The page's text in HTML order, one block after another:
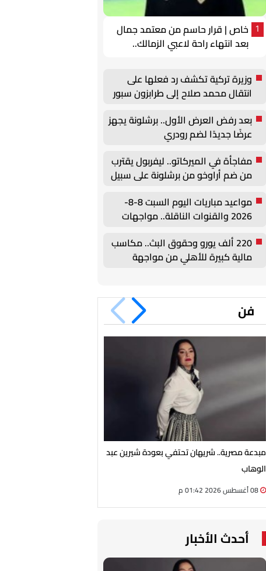
1
خاص | قرار حاسم من معتمد جمال
بعد انتهاء راحة لاعبي الزمالك..
وزيرة تركية تكشف رد فعلها على
انتقال محمد صلاح إلى طرابزون سبور
بعد رفض العرض الأول.. برشلونة يجهز
عرضًا جديدًا لضم رودري
مفاجأة في الميركاتو.. ليفربول يقترب
من ضم أراوخو من برشلونة على سبيل
مواعيد مباريات اليوم السبت 8-8-
2026 والقنوات الناقلة.. مواجهات
220 ألف يورو وحقوق البث.. مكاسب
مالية كبيرة للأهلي من مواجهة
برشلونة في كأس خوان جامبر
فن
مبدعة مصرية.. شريهان تحتفي بعودة شيرين عبد
الوهاب
أحدث الأخبار